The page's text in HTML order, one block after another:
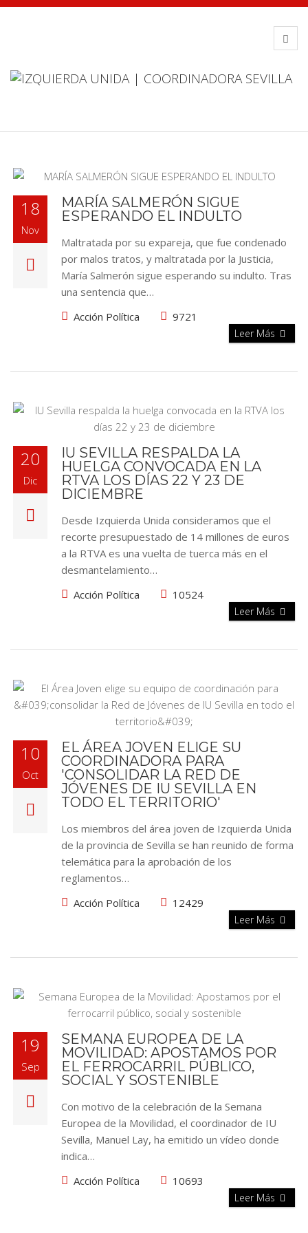
18
Nov
MARÍA SALMERÓN SIGUE
ESPERANDO EL INDULTO
Maltratada por su expareja, que fue condenado
por malos tratos, y maltratada por la Justicia,
María Salmerón sigue esperando su indulto. Tras
una sentencia que…
Acción Política
9721
Leer Más
20
Dic
IU SEVILLA RESPALDA LA
HUELGA CONVOCADA EN LA
RTVA LOS DÍAS 22 Y 23 DE
DICIEMBRE
Desde Izquierda Unida consideramos que el
recorte presupuestado de 14 millones de euros
a la RTVA es una vuelta de tuerca más en el
desmantelamiento…
Acción Política
10524
Leer Más
10
Oct
EL ÁREA JOVEN ELIGE SU
COORDINADORA PARA
'CONSOLIDAR LA RED DE
JÓVENES DE IU SEVILLA EN
TODO EL TERRITORIO'
Los miembros del área joven de Izquierda Unida
de la provincia de Sevilla se han reunido de forma
telemática para la aprobación de los
reglamentos…
Acción Política
12429
Leer Más
19
Sep
SEMANA EUROPEA DE LA
MOVILIDAD: APOSTAMOS POR
EL FERROCARRIL PÚBLICO,
SOCIAL Y SOSTENIBLE
Con motivo de la celebración de la Semana
Europea de la Movilidad, el coordinador de IU
Sevilla, Manuel Lay, ha emitido un vídeo donde
indica…
Acción Política
10693
Leer Más